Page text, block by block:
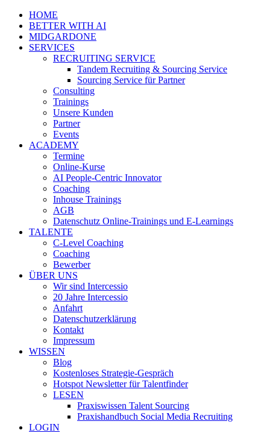
HOME
BETTER WITH AI
MIDGARDONE
SERVICES
RECRUITING SERVICE
Tandem Recruiting & Sourcing Service
Sourcing Service für Partner
Consulting
Trainings
Unsere Kunden
Partner
Events
ACADEMY
Termine
Online-Kurse
AI People-Centric Innovator
Coaching
Inhouse Trainings
AGB
Datenschutz Online-Trainings und E-Learnings
TALENTE
C-Level Coaching
Coaching
Bewerber
ÜBER UNS
Wir sind Intercessio
20 Jahre Intercessio
Anfahrt
Datenschutzerklärung
Kontakt
Impressum
WISSEN
Blog
Kostenloses Strategie-Gespräch
Hotspot Newsletter für Talentfinder
LESEN
Praxiswissen Talent Sourcing
Praxishandbuch Social Media Recruiting
LOGIN